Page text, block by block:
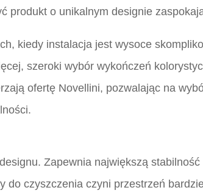
produkt o unikalnym designie
kiedy instalacja jest wysoce
szeroki wybór wykończeń
ofertę Novellini, pozwalając na
Zapewnia największą
do czyszczenia czyni przestrzeń